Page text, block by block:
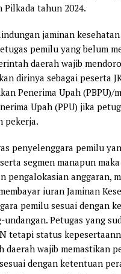
Pilkada tahun 2024.
jaminan
pemilu yang belum
daerah wajib
dirinya sebagai peserta
Penerima Upah (PBPU)/
Upah (PPU) jika
pekerja.
penyelenggara pemilu
segmen manapun
pengalokasian anggaran,
iuran Jaminan
pemilu sesuai dengan
undangan. Petugas yang
tetapi status
daerah wajib memastikan
dengan ketentuan